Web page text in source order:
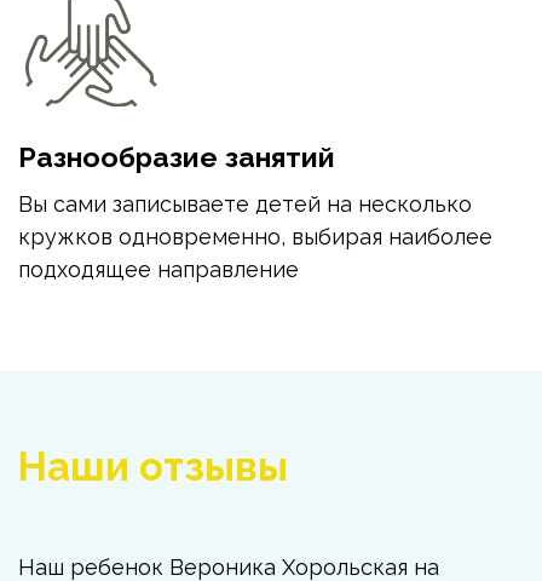
Разнообразие занятий
Вы сами записываете детей на несколько
кружков одновременно, выбирая наиболее
подходящее направление
Наши отзывы
Наш ребенок Вероника Хорольская на